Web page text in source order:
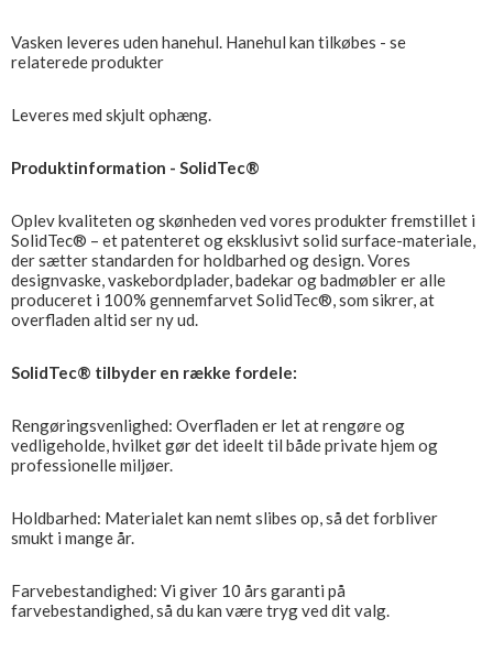
Vasken leveres uden hanehul. Hanehul kan tilkøbes - se
relaterede produkter
Leveres med skjult ophæng.
Produktinformation - SolidTec®
Oplev kvaliteten og skønheden ved vores produkter fremstillet i
SolidTec® – et patenteret og eksklusivt solid surface-materiale,
der sætter standarden for holdbarhed og design. Vores
designvaske, vaskebordplader, badekar og badmøbler er alle
produceret i 100% gennemfarvet SolidTec®, som sikrer, at
overfladen altid ser ny ud.
SolidTec® tilbyder en række fordele:
Rengøringsvenlighed: Overfladen er let at rengøre og
vedligeholde, hvilket gør det ideelt til både private hjem og
professionelle miljøer.
Holdbarhed: Materialet kan nemt slibes op, så det forbliver
smukt i mange år.
Farvebestandighed: Vi giver 10 års garanti på
farvebestandighed, så du kan være tryg ved dit valg.